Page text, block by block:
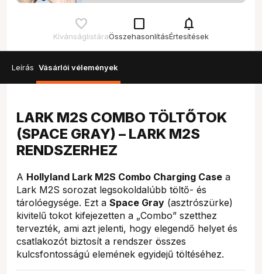
Kívánságlistára
check_box_outline_blank
Összehasonlítás
notifications
Értesítések
Leírás Vásárlói vélemények
LARK M2S COMBO TÖLTŐTOK
(SPACE GRAY) – LARK M2S
RENDSZERHEZ
A Hollyland Lark M2S Combo Charging Case a
Lark M2S sorozat legsokoldalúbb töltő- és
tárolóegysége. Ezt a Space Gray (asztrószürke)
kivitelű tokot kifejezetten a „Combo” szetthez
tervezték, ami azt jelenti, hogy elegendő helyet és
csatlakozót biztosít a rendszer összes
kulcsfontosságú elemének egyidejű töltéséhez.